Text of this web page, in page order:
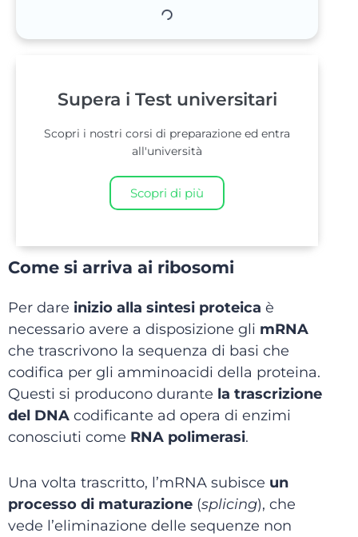
Supera i Test universitari
Scopri i nostri corsi di preparazione ed entra
all'università
Scopri di più
Come si arriva ai ribosomi
Per dare inizio alla sintesi proteica è
necessario avere a disposizione gli mRNA
che trascrivono la sequenza di basi che
codifica per gli amminoacidi della proteina.
Questi si producono durante la trascrizione
del DNA codificante ad opera di enzimi
conosciuti come RNA polimerasi.
Una volta trascritto, l’mRNA subisce un
processo di maturazione (splicing), che
vede l’eliminazione delle sequenze non